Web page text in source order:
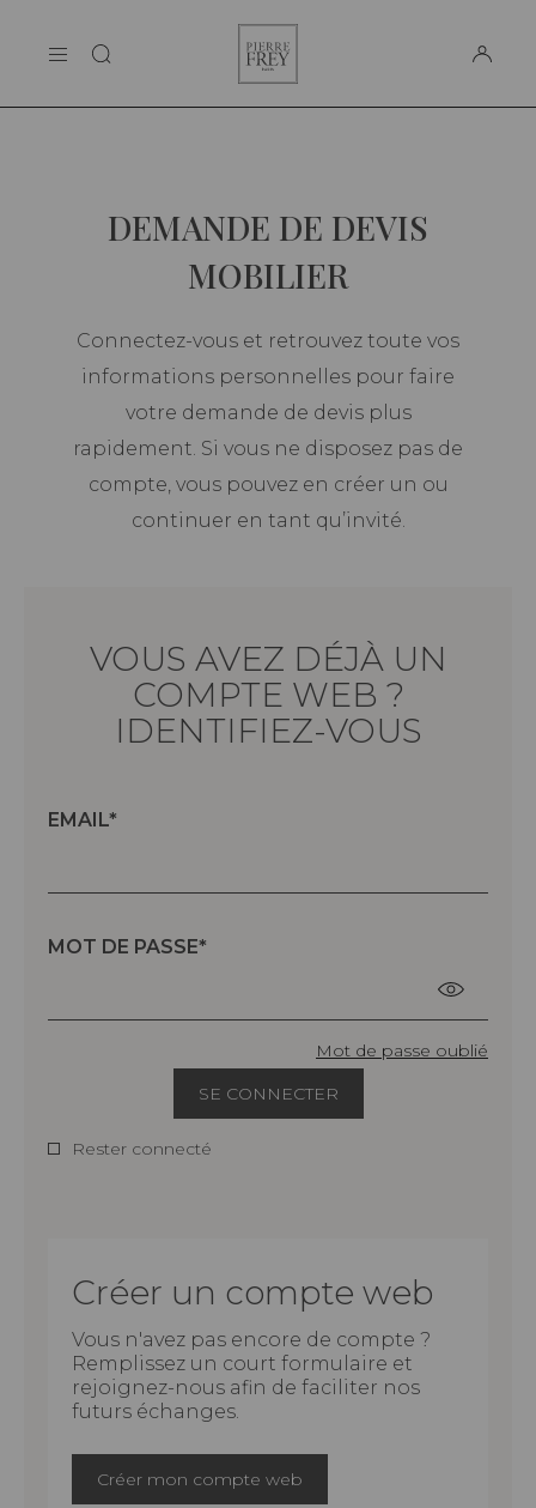
LA MAISON
Frey
DEMANDE DE DEVIS
MOBILIER
Connectez-vous et retrouvez toute vos
informations personnelles pour faire
votre demande de devis plus
rapidement. Si vous ne disposez pas de
compte, vous pouvez en créer un ou
continuer en tant qu’invité.
VOUS AVEZ DÉJÀ UN
COMPTE WEB ?
IDENTIFIEZ-VOUS
EMAIL
MOT DE PASSE
Mot de passe oublié
SE CONNECTER
Rester connecté
Créer un compte web
Vous n'avez pas encore de compte ?
Remplissez un court formulaire et
rejoignez-nous afin de faciliter nos
futurs échanges.
Créer mon compte web